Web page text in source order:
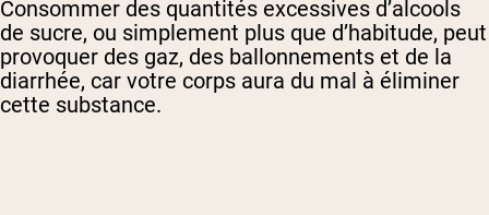
Consommer des quantités excessives d’alcools
de sucre, ou simplement plus que d’habitude, peut
provoquer des gaz, des ballonnements et de la
diarrhée, car votre corps aura du mal à éliminer
cette substance.